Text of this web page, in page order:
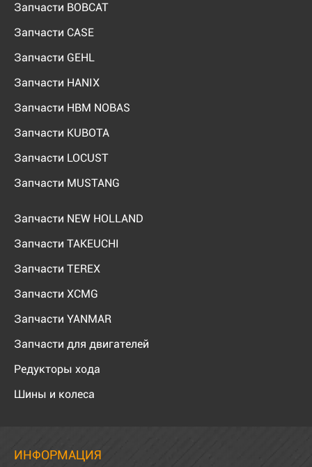
Запчасти BOBCAT
Запчасти CASE
Запчасти GEHL
Запчасти HANIX
Запчасти HBM NOBAS
Запчасти KUBOTA
Запчасти LOCUST
Запчасти MUSTANG
Запчасти NEW HOLLAND
Запчасти TAKEUCHI
Запчасти TEREX
Запчасти XCMG
Запчасти YANMAR
Запчасти для двигателей
Редукторы хода
Шины и колеса
ИНФОРМАЦИЯ